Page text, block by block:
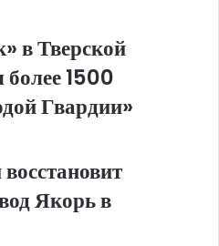
в Тверской
более 1500
Гвардии»
Якорь в